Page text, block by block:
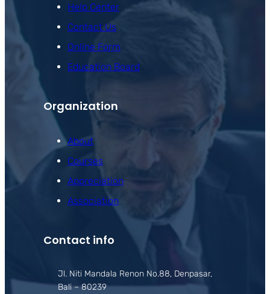
Help Center
Contact Us
Online Form
Education Board
Organization
About
Courses
Appreciation
Association
Contact info
Jl. Niti Mandala Renon No.88, Denpasar,
Bali – 80239